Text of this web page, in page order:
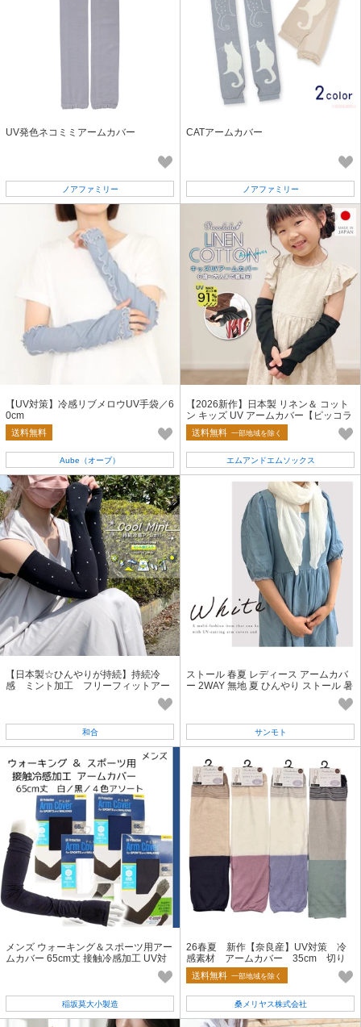
UV発色ネコミミアームカバー
ノアファミリー
CATアームカバー
ノアファミリー
【UV対策】冷感リブメロウUV手袋／6
0cm
送料無料
Aube（オーブ）
【2026新作】日本製 リネン＆ コット
ン キッズ UV アームカバー【ピッコラ
ラ】
送料無料 一部地域を除く
エムアンドエムソックス
【日本製☆ひんやりが持続】持続冷
感 ミント加工 フリーフィットアー
和合
ストール 春夏 レディース アームカバ
ー 2WAY 無地 夏 ひんやり ストール 暑
サンモト
メンズ ウォーキング＆スポーツ用アー
ムカバー 65cm丈 接触冷感加工 UV対
稲坂莫大小製造
26春夏 新作【奈良産】UV対策 冷
感素材 アームカバー 35cm 切り
替え柄
送料無料 一部地域を除く
桑メリヤス株式会社